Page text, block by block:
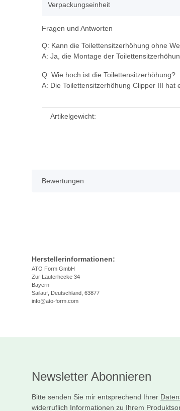
Verpackungseinheit
Fragen und Antworten
Q: Kann die Toilettensitzerhöhung ohne
A: Ja, die Montage der
Q: Wie hoch ist die Toilettensitzerhöhung?
A: Die Toilettensitzerhöhung Clipper III hat
Produkteigenschaft
Wert
Artikelgewicht:
Bewertungen
Herstellerinformationen:
ATO Form GmbH
Zur Lauterhecke 34
Bayern
Sailauf, Deutschland, 63877
info@ato-form.com
Newsletter Abonnieren
Bitte senden Sie mir entsprechend Ihrer
widerruflich Informationen zu Ihrem